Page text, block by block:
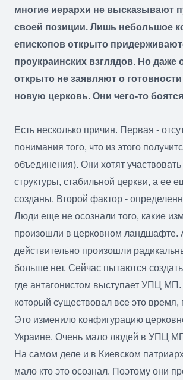
многие иерархи не высказывают
своей позиции. Лишь небольшое
епископов открыто
проукраинских взглядов. Но даже
открыто не заявляют о
новую церковь. Они чего-то
Есть несколько причин. Первая -
понимания того, что из этого
объединения). Они хотят
структуры, стабильной церкви, а ее
созданы. Второй фактор -
Люди еще не осознали того, какие
произошли в церковном ландшафте.
действительно произошли
больше нет. Сейчас пытаются
где антагонистом выступает УПЦ
который существовал все это время,
Это изменило конфигурацию
Украине. Очень мало людей в УПЦ
На самом деле и в Киевском
мало кто это осознал. Поэтому они